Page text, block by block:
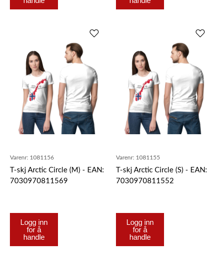
Varenr: 1081156
T-skj Arctic Circle (M) - EAN:
7030970811569
Logg inn
for å
handle
Varenr: 1081155
T-skj Arctic Circle (S) - EAN:
7030970811552
Logg inn
for å
handle